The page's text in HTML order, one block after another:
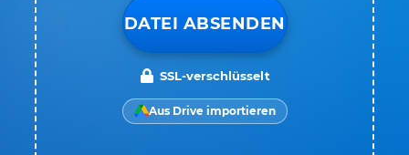
DATEI ABSENDEN
SSL-verschlüsselt
Aus Drive importieren